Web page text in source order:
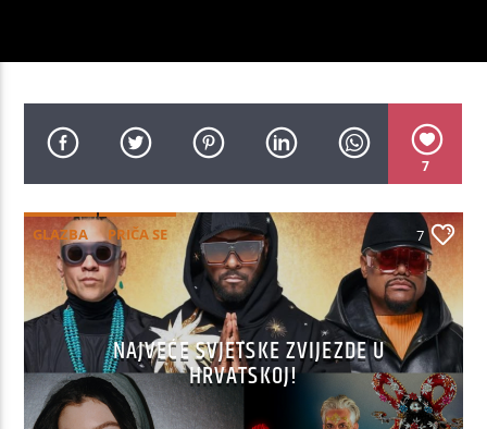
7
GLAZBA PRIČA SE 7
NAJVEĆE SVJETSKE ZVIJEZDE U
HRVATSKOJ!